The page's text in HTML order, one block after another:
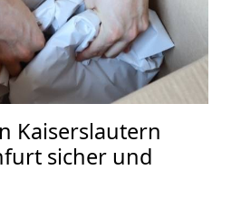
Kaiserslautern
sicher und